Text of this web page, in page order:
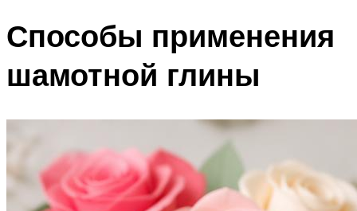
Способы применения
шамотной глины